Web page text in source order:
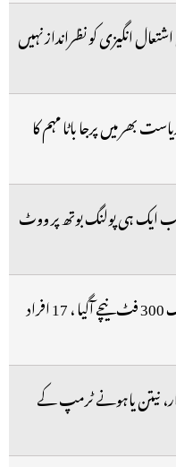
انگیزی کو نظرانداز نہیں
بھر میں پرجا باٹا مہم کا
ایک ہی پولنگ بوتھ پر ووٹ
ایئر انڈیا کا طیارہ ہوا میں اچانک 300 فٹ نیچے آگیا ، 17 افراد
نیتن یاہونے ٹرمپ کے